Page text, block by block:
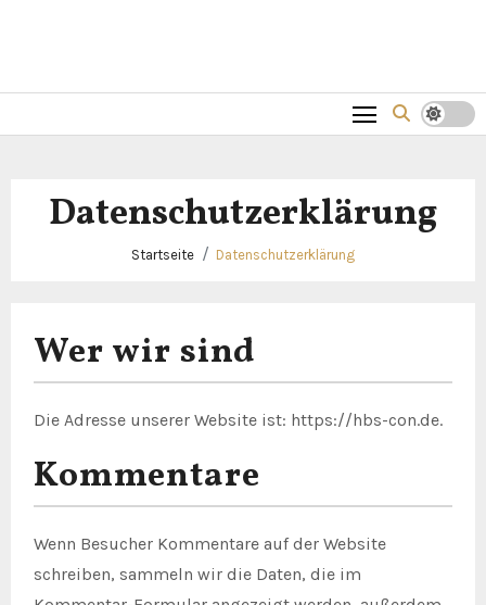
Datenschutzerklärung
Startseite Datenschutzerklärung
Wer wir sind
Die Adresse unserer Website ist: https://hbs-con.de.
Kommentare
Wenn Besucher Kommentare auf der Website
schreiben, sammeln wir die Daten, die im